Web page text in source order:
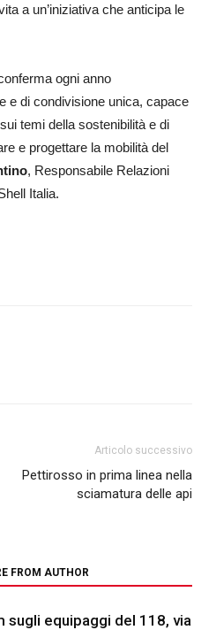
a un’iniziativa che anticipa le
ogni anno
e di condivisione unica, capace
temi della sostenibilità e di
e progettare la mobilità del
, Responsabile Relazioni
Italia.
Articolo successivo
Pettirosso in prima linea nella
sciamatura delle api
FROM AUTHOR
sugli equipaggi del 118, via